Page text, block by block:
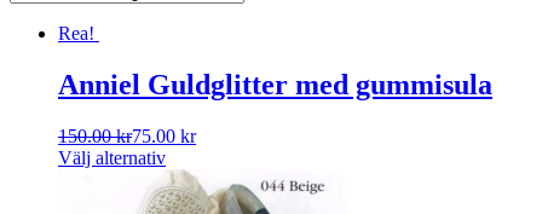
Rea!
Anniel Guldglitter med gummisula
150.00kr75.00 kr
Välj alternativ